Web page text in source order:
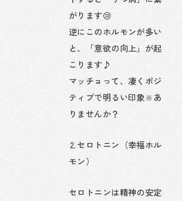
がります😢
逆にこのホルモンが多い
と、「意欲の向上」が起
こります♪
マッチョって、凄くポジ
ティブで明るい印象🔆あ
りませんか？
⒉セロトニン（幸福ホル
モン）
セロトニンは精神の安定